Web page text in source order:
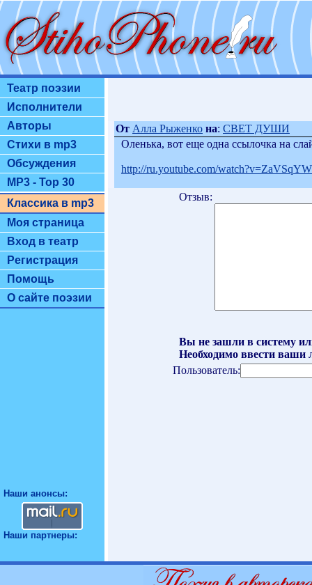
Театр поэзии
Исполнители
Авторы
Стихи в mp3
Обсуждения
MP3 - Top 30
Классика в mp3
Моя страница
Вход в театр
Регистрация
Помощь
О сайте поэзии
Наши анонсы:
Наши партнеры:
От Алла Рыженко на: СВЕТ ДУШИ
Оленька, вот еще одна ссылочка на
http://ru.youtube.com/
Отзыв:
Вы не зашли в систему
Необходимо ввести ваши
Пользователь: